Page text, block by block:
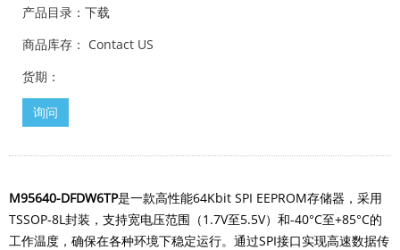
产品目录： 下载
商品库存： Contact US
货期：
询问
M95640-DFDW6TP是一款高性能64Kbit SPI EEPROM存储器，采用
TSSOP-8L封装，支持宽电压范围（1.7V至5.5V）和-40°C至+85°C的
工作温度，确保在各种环境下稳定运行。通过SPI接口实现高速数据传